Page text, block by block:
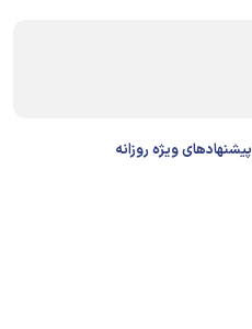
پیشنهادهای ویژه روزانه